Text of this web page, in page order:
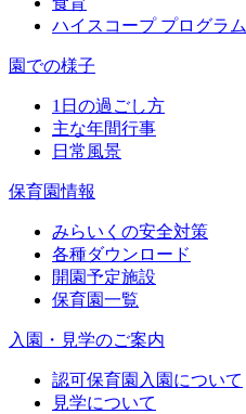
ハイスコープ プログラム
園での様子
1日の過ごし方
主な年間行事
日常風景
保育園情報
みらいくの安全対策
各種ダウンロード
開園予定施設
保育園一覧
入園・見学のご案内
認可保育園入園について
見学について